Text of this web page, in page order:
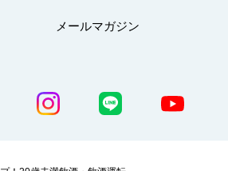
メールマガジン